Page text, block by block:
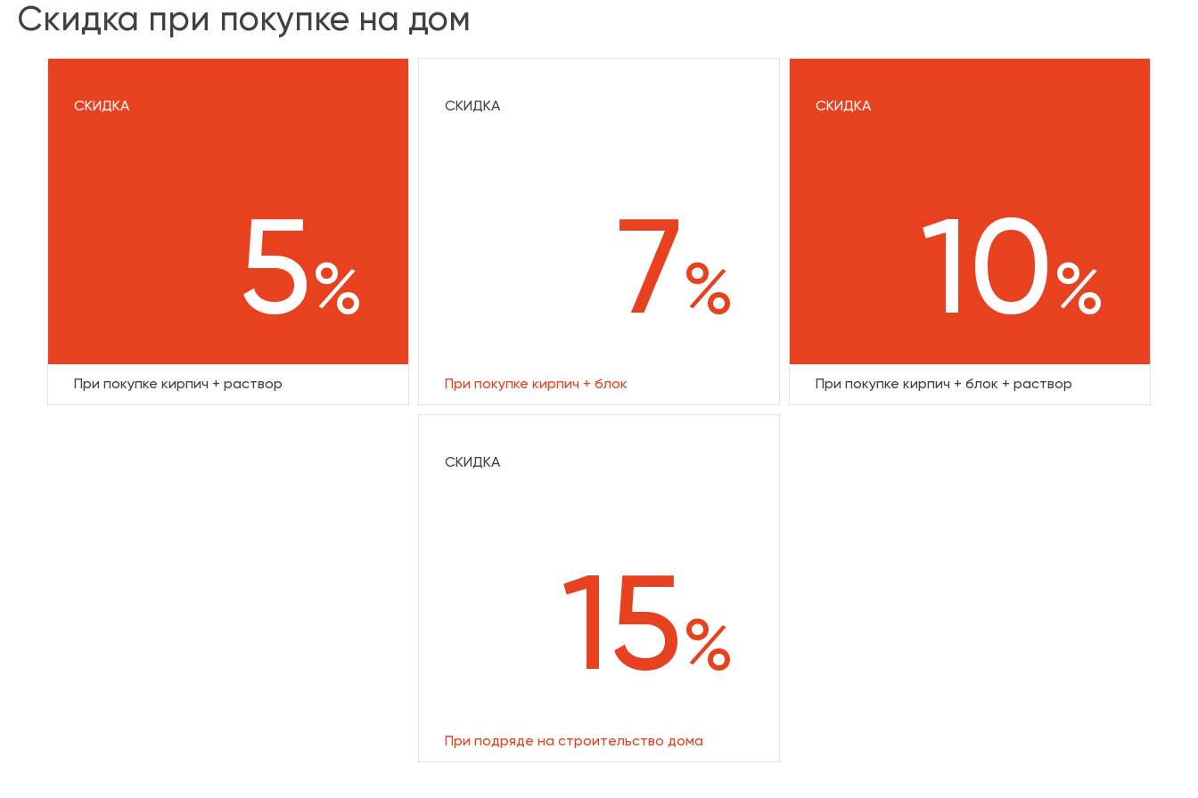
Скидка при покупке на дом
СКИДКА
5%
При покупке кирпич + раствор
СКИДКА
7%
При покупке кирпич + блок
СКИДКА
10%
При покупке кирпич + блок + раствор
СКИДКА
15%
При подряде на строительство дома